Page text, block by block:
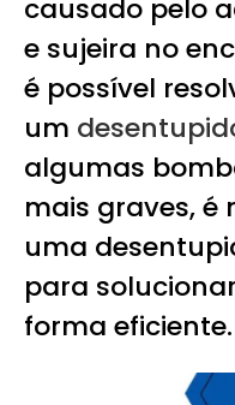
causado pelo
e sujeira no
é possível
um
algumas
mais graves, é
uma
para
forma eficiente.